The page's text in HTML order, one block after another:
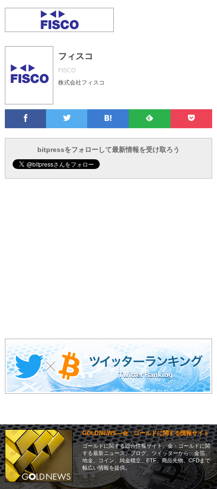
フィスコ
FISCO
株式会社フィスコ
Twitter
て
ブ
で
ォ
ロ
ー
で
と
で
bitpressをフォローして最新情報を受け取ろう
GOLDNEWS―金・ゴールドに関する情報サイト
ゴールドに関する総合情報サイト。金・ゴールドに関
する最新ニュース、ブログ、ツイッターから、金箔、
地金、コイン、純金積立、ETF、商品先物、CFDまで
幅広い情報を提供。